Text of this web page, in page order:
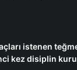
istenen
kez disiplin